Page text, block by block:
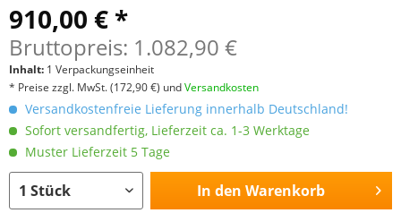
910,00 € *
Bruttopreis: 1.082,90 €
Inhalt: 1 Verpackungseinheit
* Preise zzgl. MwSt.(172,90 €) undVersandkosten
Versandkostenfreie Lieferung innerhalb Deutschland!
Sofort versandfertig, Lieferzeit ca. 1-3 Werktage
Muster Lieferzeit 5 Tage
In den Warenkorb